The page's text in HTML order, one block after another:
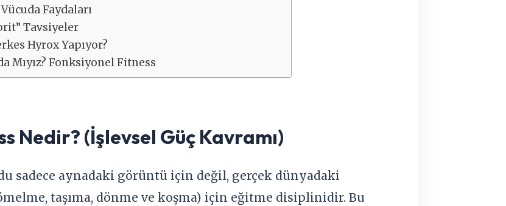
Faydaları
Tavsiyeler
Hyrox Yapıyor?
Mıyız? Fonksiyonel Fitness
Nedir? (İşlevsel Güç Kavramı)
sadece aynadaki görüntü için değil, gerçek dünyadaki
taşıma, dönme ve koşma) için eğitme disiplinidir. Bu